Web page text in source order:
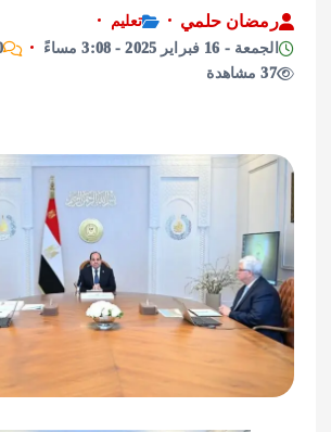
حلمي
تعليم
2025 - 3:08 مساءً
0 تعليقات